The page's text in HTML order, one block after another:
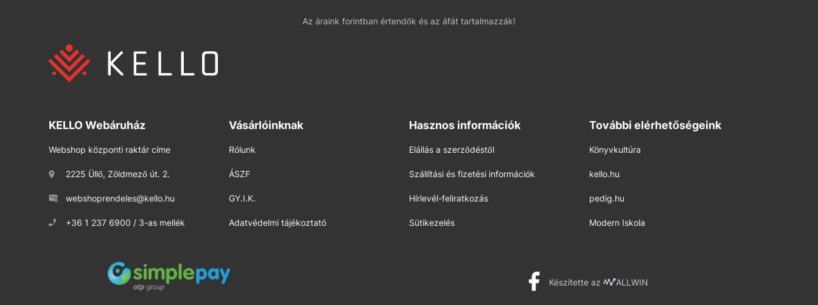
Az áraink forintban értendők és az áfát tartalmazzák!
KELLO Webáruház
Webshop központi raktár címe
2225 Üllő, Zöldmező út. 2.
webshoprendeles@kello.hu
+36 1 237 6900 / 3-as mellék
Vásárlóinknak
Rólunk
ÁSZF
GY.I.K.
Adatvédelmi tájékoztató
Hasznos információk
Elállás a szerződéstől
Szállítási és fizetési információk
Hírlevél-feliratkozás
Sütikezelés
További elérhetőségeink
Könyvkultúra
kello.hu
pedig.hu
Modern Iskola
Készítette az ALLWIN